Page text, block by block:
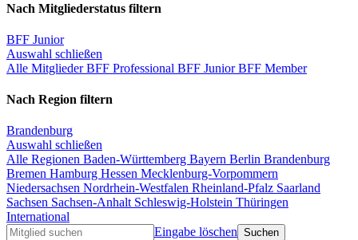
Nach Mitgliederstatus filtern
BFF Junior
Auswahl schließen
Alle MitgliederBFF Professional BFF JuniorBFF Member
Nach Region filtern
Brandenburg
Auswahl schließen
Alle Regionen Baden-Württemberg Bayern Berlin Brandenburg
Bremen Hamburg Hessen Mecklenburg-Vorpommern
Niedersachsen Nordrhein-Westfalen Rheinland-Pfalz Saarland
Sachsen Sachsen-Anhalt Schleswig-Holstein Thüringen
International
Eingabe löschen